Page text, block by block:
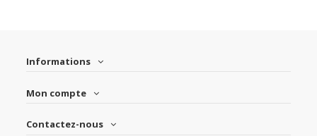
Informations
Mon compte
Contactez-nous